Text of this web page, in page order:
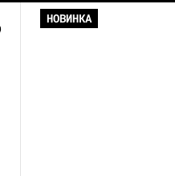
НОВИНКА